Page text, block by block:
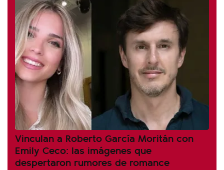
Vinculan a Roberto García Moritán con
Emily Ceco: las imágenes que
despertaron rumores de romance